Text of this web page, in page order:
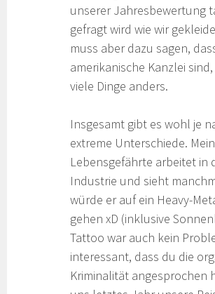
unserer Jahresbewertung
gefragt wird wie wir
muss aber dazu sagen,
amerikanische Kanzlei
viele Dinge anders.
Insgesamt gibt es wohl je
extreme Unterschiede. Mein
Lebensgefährte arbeitet in
Industrie und sieht
würde er auf ein Heavy-
gehen xD (inklusive
Tattoo war auch kein
interessant, dass du die
Kriminalität angesprochen